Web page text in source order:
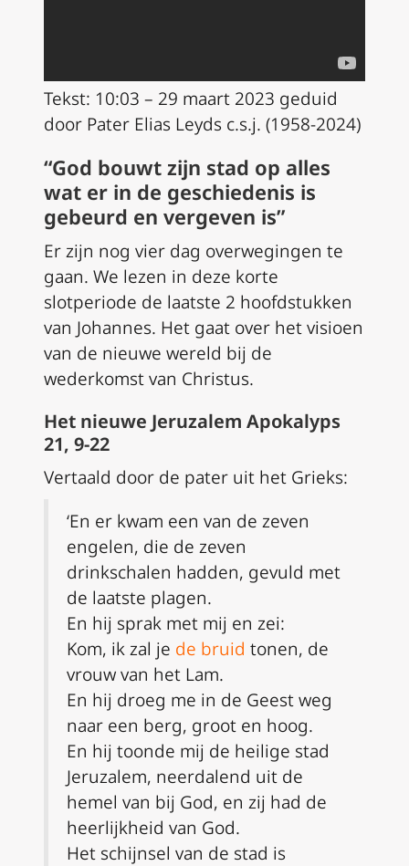
Tekst: 10:03 – 29 maart 2023 geduid
door Pater Elias Leyds c.s.j. (1958-2024)
“God bouwt zijn stad op alles
wat er in de geschiedenis is
gebeurd en vergeven is”
Er zijn nog vier dag overwegingen te
gaan. We lezen in deze korte
slotperiode de laatste 2 hoofdstukken
van Johannes. Het gaat over het visioen
van de nieuwe wereld bij de
wederkomst van Christus.
Het nieuwe Jeruzalem Apokalyps
21, 9-22
Vertaald door de pater uit het Grieks:
‘En er kwam een van de zeven
engelen, die de zeven
drinkschalen hadden, gevuld met
de laatste plagen.
En hij sprak met mij en zei:
Kom, ik zal je de bruid tonen, de
vrouw van het Lam.
En hij droeg me in de Geest weg
naar een berg, groot en hoog.
En hij toonde mij de heilige stad
Jeruzalem, neerdalend uit de
hemel van bij God, en zij had de
heerlijkheid van God.
Het schijnsel van de stad is